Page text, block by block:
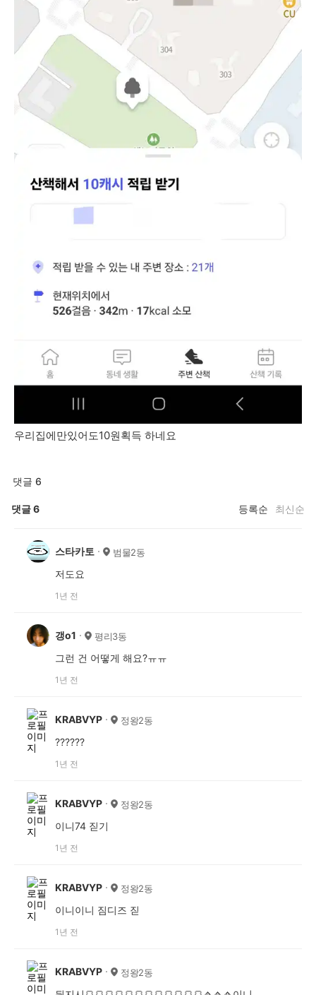
우리집에만있어도10원획득 하네요
댓글 6
댓글6 등록순 최신순
스타카토 범물2동
저도요
1년 전
갱o1 평리3동
그런 건 어떻게 해요?ㅠㅠ
1년 전
KRABVYP 정왕2동
??????
1년 전
KRABVYP 정왕2동
이니74 짇기
1년 전
KRABVYP 정왕2동
이니이니 짐디즈 짇
1년 전
KRABVYP 정왕2동